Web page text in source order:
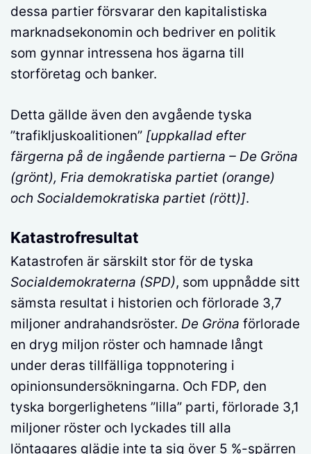
dessa partier försvarar den kapitalistiska
marknadsekonomin och bedriver en politik
som gynnar intressena hos ägarna till
storföretag och banker.
Detta gällde även den avgående tyska
”trafikljuskoalitionen” [uppkallad efter
färgerna på de ingående partierna – De Gröna
(grönt), Fria demokratiska partiet (orange)
och Socialdemokratiska partiet (rött)].
Katastrofresultat
Katastrofen är särskilt stor för de tyska
Socialdemokraterna (SPD), som uppnådde sitt
sämsta resultat i historien och förlorade 3,7
miljoner andrahandsröster. De Gröna förlorade
en dryg miljon röster och hamnade långt
under deras tillfälliga toppnotering i
opinionsundersökningarna. Och FDP, den
tyska borgerlighetens ”lilla” parti, förlorade 3,1
miljoner röster och lyckades till alla
löntagares glädje inte ta sig över 5 %-spärren